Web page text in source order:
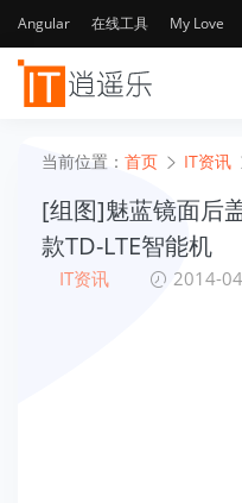
Angular 在线工具 My Love
当前位置： 首页 IT资讯
[组图]魅蓝镜面后
款TD-LTE智能机
IT资讯 2014-